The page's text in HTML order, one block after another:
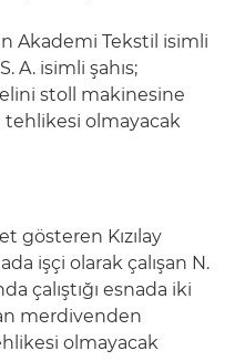
Akademi Tekstil isimli
A. isimli şahıs;
elini stoll makinesine
tehlikesi olmayacak
gösteren Kızılay
işçi olarak çalışan N.
çalıştığı esnada iki
merdivenden
olmayacak